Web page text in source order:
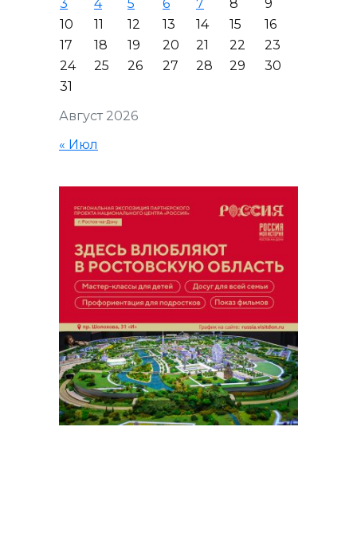
Август 2026
3
4 5 6 7 8
9
10
11 12 13 14 15
16
17
18 19 20 21 22
23
24
25 26 27 28 29
30
31
« Июл